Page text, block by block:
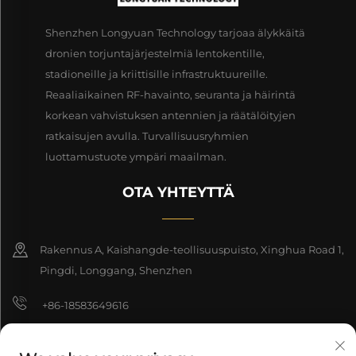
Shenzhen Longyuan Technology tarjoaa älykkäitä
dronien torjuntajärjestelmiä lentokentille,
stadioneille ja kriittisille infrastruktuureille.
Reaaliaikainen RF-havainto, seuranta ja häirintä
korkean vahvistuksen antennien ja räätälöityjen
ratkaisujen avulla. Turvallisuusryhmien
luottamustuote ympäri maailman.
OTA YHTEYTTÄ
Rakennus A, Kaishangde-teollisuuspuisto, Xinghua Road 1,
Pingdi, Longgang, Shenzhen
+86-18583649616